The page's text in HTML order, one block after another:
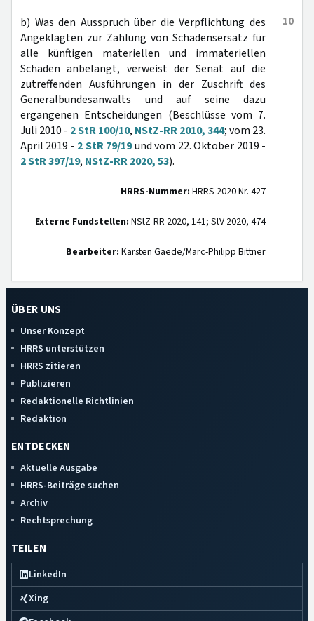
10
b) Was den Ausspruch über die Verpflichtung des
Angeklagten zur Zahlung von Schadensersatz für
alle künftigen materiellen und immateriellen
Schäden anbelangt, verweist der Senat auf die
zutreffenden Ausführungen in der Zuschrift des
Generalbundesanwalts und auf seine dazu
ergangenen Entscheidungen (Beschlüsse vom 7.
Juli 2010 - 2 StR 100/10, NStZ-RR 2010, 344; vom 23.
April 2019 - 2 StR 79/19und vom 22. Oktober 2019 -
2 StR 397/19, NStZ-RR 2020, 53).
HRRS-Nummer: HRRS 2020 Nr. 427
Externe Fundstellen: NStZ-RR 2020, 141; StV 2020, 474
Bearbeiter: Karsten Gaede/Marc-Philipp Bittner
ÜBER UNS
Unser Konzept
HRRS unterstützen
HRRS zitieren
Publizieren
Redaktionelle Richtlinien
Redaktion
ENTDECKEN
Aktuelle Ausgabe
HRRS-Beiträge suchen
Archiv
Rechtsprechung
TEILEN
LinkedIn
Xing